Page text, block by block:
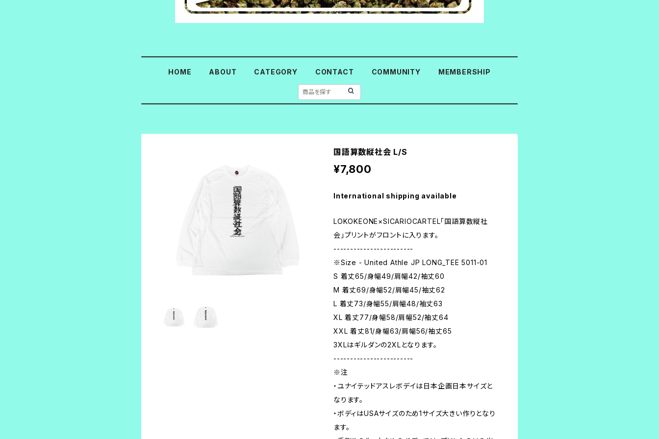
HOME ABOUT CATEGORY CONTACT COMMUNITY MEMBERSHIP
国語算数縦社会 L/S
¥7,800
International shipping available
LOKOKEONE×SICARIOCARTEL「国語算数縦社
会」プリントがフロントに入ります。
------------------------
※Size - United Athle JP LONG_TEE 5011-01
S 着丈65/身幅49/肩幅42/袖丈60
M 着丈69/身幅52/肩幅45/袖丈62
L 着丈73/身幅55/肩幅48/袖丈63
XL 着丈77/身幅58/肩幅52/袖丈64
XXL 着丈81/身幅63/肩幅56/袖丈65
3XLはギルダンの2XLとなります。
------------------------
※注
・ユナイテッドアスレボデイは日本企画日本サイズと
なります。
・ボディはUSAサイズのため1サイズ大きい作りとなり
ます。